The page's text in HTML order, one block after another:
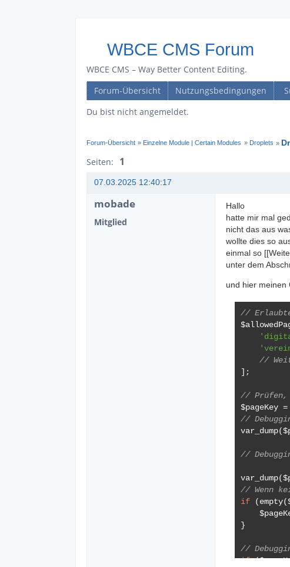
WBCE CMS Forum
WBCE CMS – Way Better Content Editing.
Forum-Übersicht
Nutzungsbedingungen
Du bist nicht angemeldet.
Forum-Übersicht » Einzelne Module | Certain Modules » Droplets »
Seiten: 1
07.03.2025 12:40:17
mobade
Mitglied
Hallo
hatte mir mal
nicht das aus
wollte dies so
einmal so
unter dem
und hier meinen
//
//
];
// Prüfen,
$pageKey =
//
var_dump(
//
var_dump(
// Wenn
if
( empty(
}
//
if (